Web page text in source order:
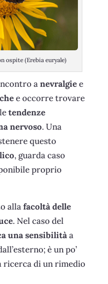
ospite (Erebia euryale)
anevralgiee
e occorre trovare
tendenze
nervoso. Una
questo
, guarda caso
proprio
allafacoltà delle
. Nel caso del
una sensibilitàa
è un po’
ricerca di un rimedio